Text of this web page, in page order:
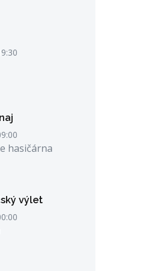
- 09.08.2026 20:30
- 29.08.2026 23:00
hasičárna
výlet
- 30.08.2026 21:00